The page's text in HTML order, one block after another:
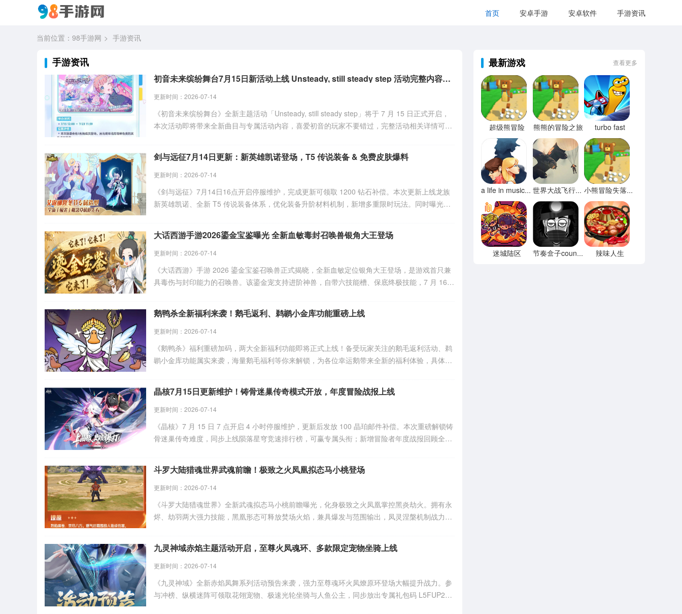
首页 安卓手游 安卓软件 手游资讯
当前位置： 98手游网 手游资讯
手游资讯
初音未来缤纷舞台7月15日新活动上线 Unsteady, still steady step 活动完整内容前瞻
更新时间：2026-07-14
《初音未来缤纷舞台》全新主题活动「Unsteady, still steady step」将于 7 月 15 日正式开启，
本次活动即将带来全新曲目与专属活动内容，喜爱初音的玩家不要错过，完整活动相关详情可查
剑与远征7月14日更新：新英雄凯诺登场，T5 传说装备 & 免费皮肤爆料
更新时间：2026-07-14
《剑与远征》7月14日16点开启停服维护，完成更新可领取 1200 钻石补偿。本次更新上线龙族
新英雄凯诺、全新 T5 传说装备体系，优化装备升阶材料机制，新增多重限时玩法。同时曝光人
大话西游手游2026鎏金宝鉴曝光 全新血敏毒封召唤兽银角大王登场
更新时间：2026-07-14
《大话西游》手游 2026 鎏金宝鉴召唤兽正式揭晓，全新血敏定位银角大王登场，是游戏首只兼
具毒伤与封印能力的召唤兽。该鎏金宠支持进阶神兽，自带六技能槽、保底终极技能，7 月 16
鹅鸭杀全新福利来袭！鹅毛返利、鹈鹕小金库功能重磅上线
更新时间：2026-07-14
《鹅鸭杀》福利重磅加码，两大全新福利功能即将正式上线！备受玩家关注的鹅毛返利活动、鹈
鹕小金库功能属实来袭，海量鹅毛福利等你来解锁，为各位幸运鹅带来全新的福利体验，具体活
晶核7月15日更新维护！铸骨迷巢传奇模式开放，年度冒险战报上线
更新时间：2026-07-14
《晶核》7 月 15 日 7 点开启 4 小时停服维护，更新后发放 100 晶珀邮件补偿。本次重磅解锁铸
骨迷巢传奇难度，同步上线陨落星穹竞速排行榜，可赢专属头衔；新增冒险者年度战报回顾全年
斗罗大陆猎魂世界武魂前瞻！极致之火凤凰拟态马小桃登场
更新时间：2026-07-14
《斗罗大陆猎魂世界》全新武魂拟态马小桃前瞻曝光，化身极致之火凤凰掌控黑炎劫火。拥有永
烬、劫羽两大强力技能，黑凰形态可释放焚场火焰，兼具爆发与范围输出，凤灵涅槃机制战力出
九灵神域赤焰主题活动开启，至尊火凤魂环、多款限定宠物坐骑上线
更新时间：2026-07-14
《九灵神域》全新赤焰凤舞系列活动预告来袭，强力至尊魂环火凤燎原环登场大幅提升战力。参
与冲榜、纵横迷阵可领取花翎宠物、极速光轮坐骑与人鱼公主，同步放出专属礼包码 L5FUP2，
最新游戏 查看更多
超级熊冒险 熊熊的冒险之旅 turbo fast
a life in music音乐人生 世界大战飞行模拟器 小熊冒险失落之都
迷城陆区 节奏盒子county模组 辣味人生